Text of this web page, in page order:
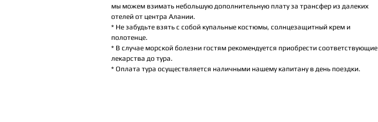
мы можем взимать небольшую дополнительную плату за трансфер из далеких
отелей от центра Алании.
* Не забудьте взять с собой купальные костюмы, солнцезащитный крем и
полотенце.
* В случае морской болезни гостям рекомендуется приобрести соответствующие
лекарства до тура.
* Оплата тура осуществляется наличными нашему капитану в день поездки.